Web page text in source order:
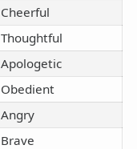
Cheerful
Thoughtful
Apologetic
Obedient
Angry
Brave